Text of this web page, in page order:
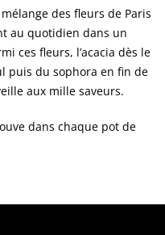
des fleurs de Paris
au quotidien dans un
ces fleurs, l’acacia dès le
puis du sophora en fin de
aux mille saveurs.
dans chaque pot de